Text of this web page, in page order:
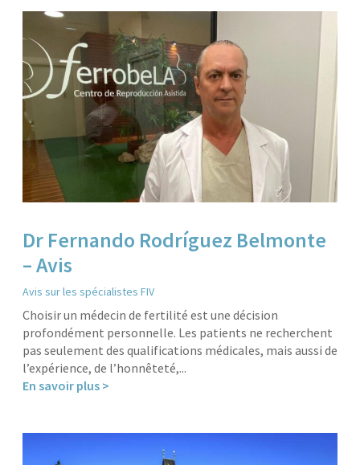
Dr Fernando Rodríguez Belmonte
– Avis
Avis sur les spécialistes FIV
Choisir un médecin de fertilité est une décision
profondément personnelle. Les patients ne recherchent
pas seulement des qualifications médicales, mais aussi de
l’expérience, de l’honnêteté,...
En savoir plus >